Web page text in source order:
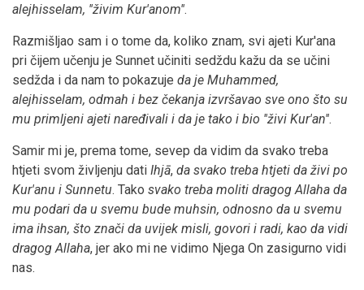
alejhisselam, ''živim Kur'anom''.
Razmišljao sam i o tome da, koliko znam, svi ajeti Kur'ana
pri čijem učenju je Sunnet učiniti sedždu kažu da se učini
sedžda i da nam to pokazuje da je Muhammed,
alejhisselam, odmah i bez čekanja izvršavao sve ono što su
mu primljeni ajeti naređivali i da je tako i bio ''živi Kur'an''.
Samir mi je, prema tome, sevep da vidim da svako treba
htjeti svom življenju dati Ihjā, da svako treba htjeti da živi po
Kur'anu i Sunnetu. Tako svako treba moliti dragog Allaha da
mu podari da u svemu bude muhsin, odnosno da u svemu
ima ihsan, što znači da uvijek misli, govori i radi, kao da vidi
dragog Allaha, jer ako mi ne vidimo Njega On zasigurno vidi
nas.